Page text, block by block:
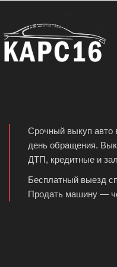
Перейти к основному
Срочный выкуп авто
день обращения.
ДТП, кредитные и
Бесплатный выезд
Продать машину —